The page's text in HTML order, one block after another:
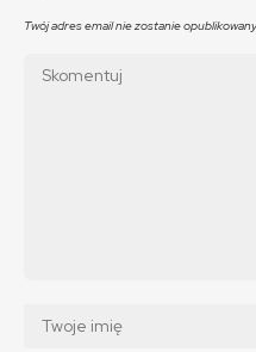
Twój adres email nie zostanie